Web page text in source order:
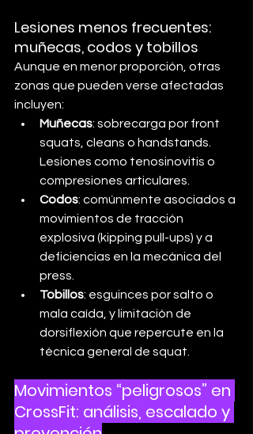
Lesiones menos frecuentes:
muñecas, codos y tobillos
Aunque en menor proporción, otras
zonas que pueden verse afectadas
incluyen:
Muñecas: sobrecarga por front
squats, cleans o handstands.
Lesiones como tenosinovitis o
compresiones articulares.
Codos: comúnmente asociados a
movimientos de tracción
explosiva (kipping pull-ups) y a
deficiencias en la mecánica del
press.
Tobillos: esguinces por salto o
mala caída, y limitación de
dorsiflexión que repercute en la
técnica general de squat.
Movimientos “peligrosos” en
CrossFit: análisis, escalado y